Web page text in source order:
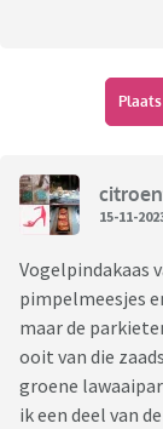
15-11-
Vogelpindakaas
pimpelmeesjes
maar de
ooit van die
groene
ik een deel van